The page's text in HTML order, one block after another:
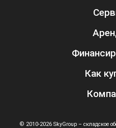
Как
© 2010-2026 SkyGroup – складское